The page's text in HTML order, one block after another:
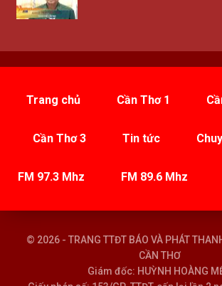
Trang chủ Cần Thơ 1
Cần Thơ 3 Tin tức
FM 97.3 Mhz FM 89.6 Mhz
© 2026 - TRANG TTĐT BÁO VÀ PHÁT
CẦN THƠ
Giám đốc: HUỲNH HOÀNG